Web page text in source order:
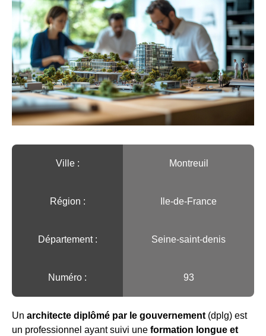
Ville :️ Montreuil
Région :️ Ile-de-France
Département : Seine-saint-denis
Numéro : 93
Un architecte diplômé par le gouvernement (dplg) est
un professionnel ayant suivi une formation longue et